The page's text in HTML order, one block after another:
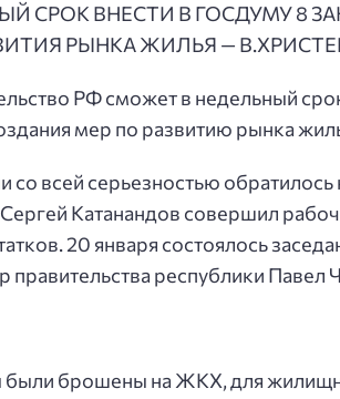
СРОК ВНЕСТИ В ГОСДУМУ 8
РЫНКА ЖИЛЬЯ —
РФ сможет в недельный срок
мер по развитию рынка
всей серьезностью
Сергей Катанандов совершил
20 января состоялось
республики Павел
были брошены на ЖКХ, для